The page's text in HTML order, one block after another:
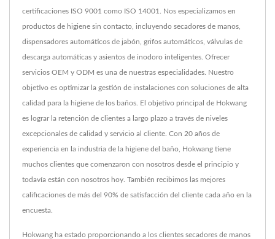
certificaciones ISO 9001 como ISO 14001. Nos especializamos en
productos de higiene sin contacto, incluyendo secadores de manos,
dispensadores automáticos de jabón, grifos automáticos, válvulas de
descarga automáticas y asientos de inodoro inteligentes. Ofrecer
servicios OEM y ODM es una de nuestras especialidades. Nuestro
objetivo es optimizar la gestión de instalaciones con soluciones de alta
calidad para la higiene de los baños. El objetivo principal de Hokwang
es lograr la retención de clientes a largo plazo a través de niveles
excepcionales de calidad y servicio al cliente. Con 20 años de
experiencia en la industria de la higiene del baño, Hokwang tiene
muchos clientes que comenzaron con nosotros desde el principio y
todavía están con nosotros hoy. También recibimos las mejores
calificaciones de más del 90% de satisfacción del cliente cada año en la
encuesta.
Hokwang ha estado proporcionando a los clientes secadores de manos